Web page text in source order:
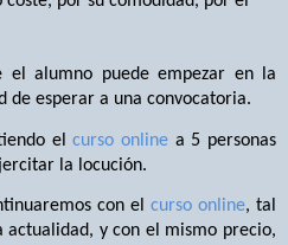
el alumno puede empezar en la
de esperar a una convocatoria.
elcurso onlinea 5 personas
la locución.
con elcurso online, tal
actualidad, y con el mismo precio,